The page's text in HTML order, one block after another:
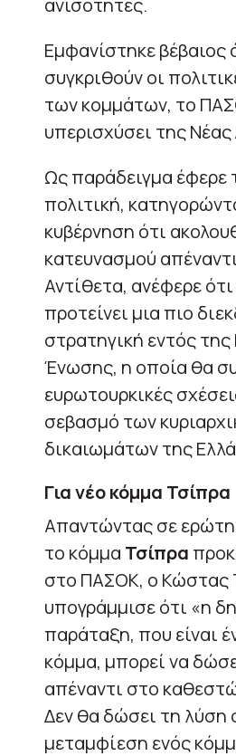
Εμφανίστηκε βέβαιος
συγκριθούν οι
των κομμάτων, το
υπερισχύσει της
Ως παράδειγμα έφερε
πολιτική,
κυβέρνηση ότι
κατευνασμού
Αντίθετα, ανέφερε
προτείνει μια πιο
στρατηγική εντός
Ένωσης, η οποία θα
ευρωτουρκικές
σεβασμό των
δικαιωμάτων της
Για νέο κόμμα Τσίπρα
Απαντώντας σε
το κόμμα Τσίπρα
στο ΠΑΣΟΚ, ο Κώστας
υπογράμμισε ότι «η
παράταξη, που είναι
κόμμα, μπορεί να
απέναντι στο
Δεν θα δώσει τη λύση
μεταμφίεση ενός